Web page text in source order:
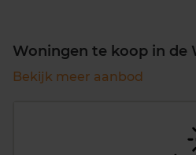
Woningen te koop in de
Bekijk meer aanbod